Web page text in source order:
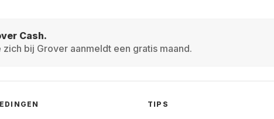
Cash.
bij Grover aanmeldt een gratis maand.
TIPS